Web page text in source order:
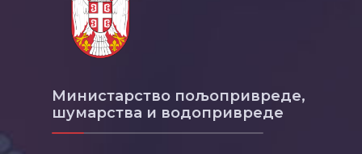
Министарство пољопривреде,
шумарства и водопривреде